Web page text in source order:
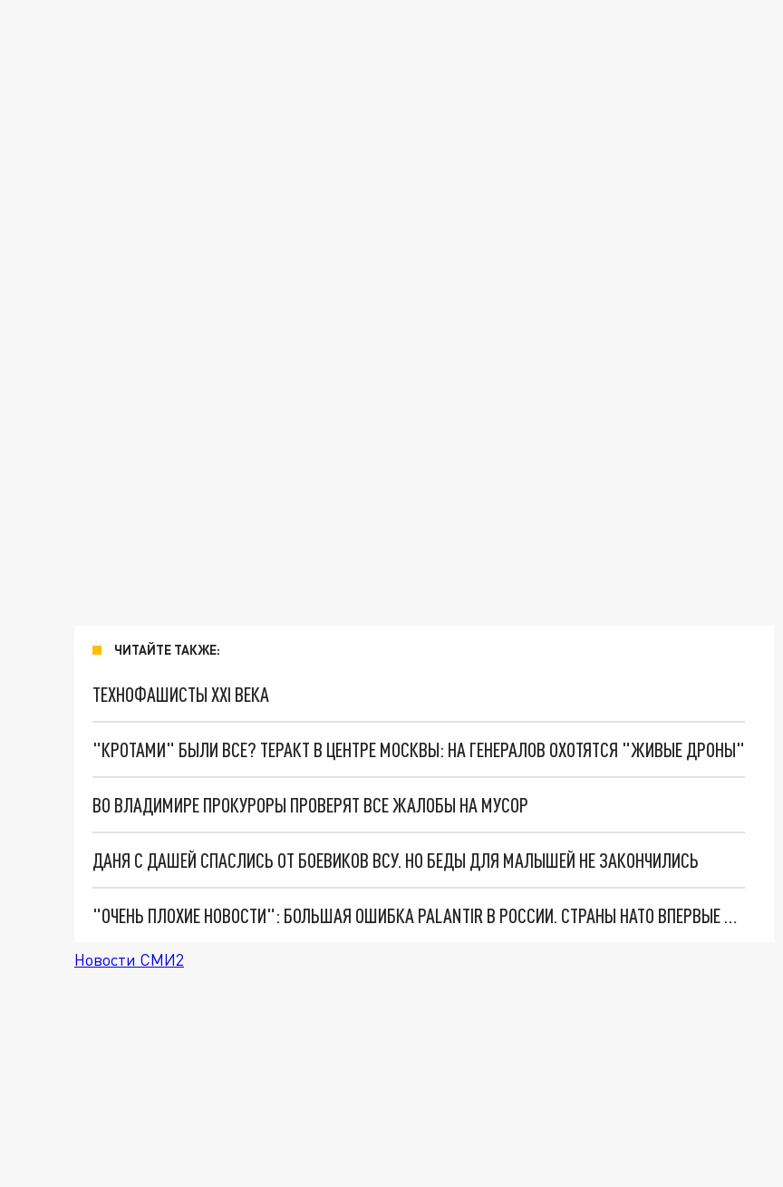
ЧИТАЙТЕ ТАКЖЕ:
ТЕХНОФАШИСТЫ XXI ВЕКА
"КРОТАМИ" БЫЛИ ВСЕ? ТЕРАКТ В ЦЕНТРЕ МОСКВЫ: НА ГЕНЕРАЛОВ ОХОТЯТСЯ "ЖИВЫЕ ДРОНЫ"
ВО ВЛАДИМИРЕ ПРОКУРОРЫ ПРОВЕРЯТ ВСЕ ЖАЛОБЫ НА МУСОР
ДАНЯ С ДАШЕЙ СПАСЛИСЬ ОТ БОЕВИКОВ ВСУ. НО БЕДЫ ДЛЯ МАЛЫШЕЙ НЕ ЗАКОНЧИЛИСЬ
"ОЧЕНЬ ПЛОХИЕ НОВОСТИ": БОЛЬШАЯ ОШИБКА PALANTIR В РОССИИ. СТРАНЫ НАТО ВПЕРВЫЕ ЗА СВО ОСТАНОВИЛИ ПОСТАВКИ ОРУЖИЯ. ВСУ ТЕРЯЮТ ПРИГРАНИЧЬЕ?
Новости СМИ2